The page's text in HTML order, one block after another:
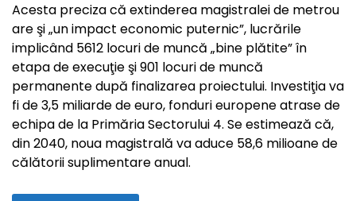
Acesta preciza că extinderea magistralei de metrou
are şi „un impact economic puternic”, lucrările
implicând 5612 locuri de muncă „bine plătite” în
etapa de execuţie şi 901 locuri de muncă
permanente după finalizarea proiectului. Investiţia va
fi de 3,5 miliarde de euro, fonduri europene atrase de
echipa de la Primăria Sectorului 4. Se estimează că,
din 2040, noua magistrală va aduce 58,6 milioane de
călătorii suplimentare anual.